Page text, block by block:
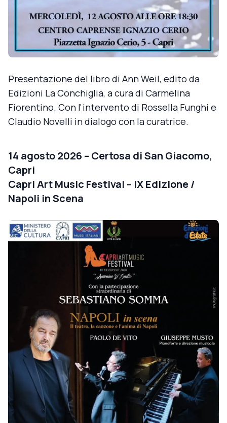
Presentazione del libro di Ann Weil, edito da
Edizioni La Conchiglia, a cura di Carmelina
Fiorentino. Con l'intervento di Rossella Funghi e
Claudio Novelli in dialogo con la curatrice.
14 agosto 2026 – Certosa di San Giacomo,
Capri
Capri Art Music Festival – IX Edizione /
Napoli in Scena